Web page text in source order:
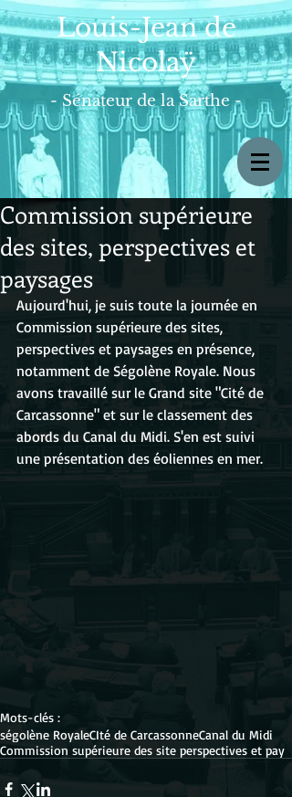
Louis-Jean de
Nicolaÿ
- Sénateur de la Sarthe -
Commission supérieure
des sites, perspectives et
paysages
Aujourd'hui, je suis toute la journée en
Commission supérieure des sites,
perspectives et paysages en présence,
notamment de Ségolène Royale. Nous
avons travaillé sur le Grand site "Cité de
Carcassonne" et sur le classement des
abords du Canal du Midi. S'en est suivi
une présentation des éoliennes en mer.
Mots-clés :
ségolène RoyaleCIté de CarcassonneCanal du Midi
Commission supérieure des site perspectives et pay